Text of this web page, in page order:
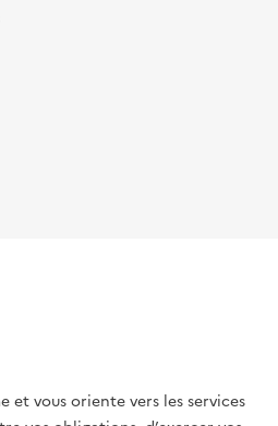
et vous oriente vers les services